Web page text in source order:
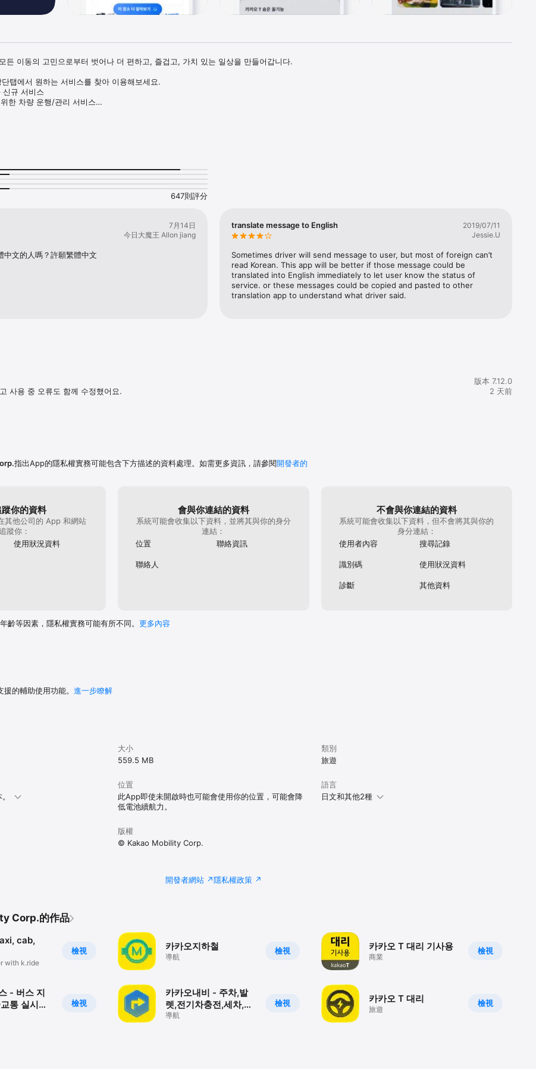
든 이동의 고민으로부터 벗어나 더 편하고, 즐겁고, 가치 있는 일상을 만들어갑니다.
탭에서 원하는 서비스를 찾아 이용해보세요.
신규 서비스
한 차량 운행/관리 서비스
편 택시 호출
보드로 신나게
는 일반 & 전기 자전거, 카카오 T 바이크
에서 탐색 및 이용 가능
롭게 이용 후 반납
호출
터카
조건으로 예약부터 결제까지
쉬운 퀵·배송
트님과 함께하는 반려동물과의 편안하게 이동
탭
춰 부르는 방문세차와 방문정비
이 스마트한 발레 서비스 (카카오내비를 통해 이용)
재 시세를 알아보는 내차팔기
탭
송 접수
포인트 적립을 위한 다양한 기회 제공
한 이용을 위해 아래의 권한을 허용할 수 있습니다. 각 권한은 그 속성 에 따라 반드시
정에 사용됩니다.
하는 각종 알림을 수신하기 위해 필요한 권한입니다.
화형 검색 또는 받아쓰기 기능을 제공하기 위함입니다.
기타 고객 제보 시 사용됩니다.
의 정보를 읽어오는데 사용됩니다.
이용 시 휴대폰과 바이크를 연결하는데 사용됩니다.
지 않아도 서비스를 이용할 수 있습니다.
647則評分
7月14日
今日大魔王 Allon jiang
中文的人嗎？許願繁體中文
translate message to English
2019/07/11
Jessie.U
Sometimes driver will send message to user, but most of foreign can’t
read Korean. This app will be better if those message could be
translated into English immediately to let user know the status of
service. or these messages could be copied and pasted to other
translation app to understand what driver said.
사용 중 오류도 함께 수정했어요.
版本 7.12.0
2 天前
指出App的隱私權實務可能包含下方描述的資料處理。如需更多資訊，請參閱開發者的
你的資料
其他公司的 App 和網站
蹤你：
使用狀況資料
會與你連結的資料
系統可能會收集以下資料，並將其與你的身分
連結：
位置
聯絡資訊
聯絡人
不會與你連結的資料
系統可能會收集以下資料，但不會將其與你的
身分連結：
使用者內容
搜尋記錄
識別碼 使用狀況資料
診斷 其他資料
齡等因素，隱私權實務可能有所不同。 更多內容
的輔助使用功能。 進一步瞭解
大小
559.5 MB
類別
旅遊
位置
此App即使未開啟時也可能會使用你的位置，可能會降
低電池續航力。
語言
日文和其他2種
版權
© Kakao Mobility Corp.
開發者網站 隱私權政策
Corp.的作品
檢視
cab,
with k.ride
檢視
- 버스 지
통 실시간
檢視
카카오지하철
導航
檢視
카카오내비 - 주차,발
렛,전기차충전,세차,보
험,중고차
導航
檢視
카카오 T 대리 기사용
商業
檢視
카카오 T 대리
旅遊